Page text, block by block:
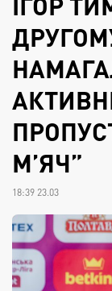
М’ЯЧ”
18:39 23.03